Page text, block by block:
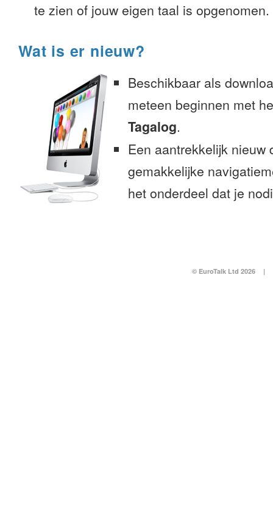
te zien of jouw eigen taal is opgenomen.
Wat is er nieuw?
Beschikbaar als
meteen beginnen met
Tagalog.
Een aantrekkelijk nieuw
gemakkelijke
het onderdeel dat je
© EuroTalk Ltd 2026 |